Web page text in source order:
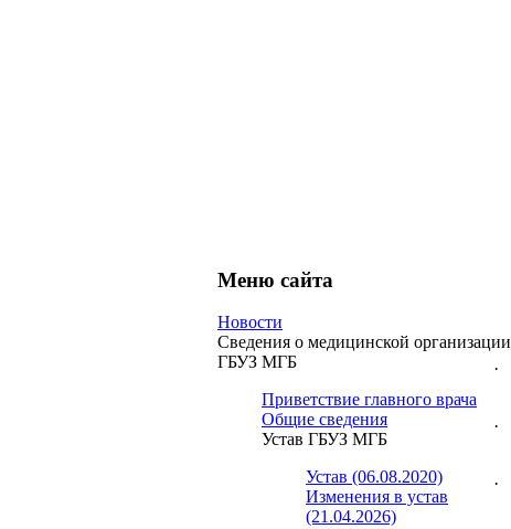
Меню сайта
Новости
Сведения о медицинской организации
ГБУЗ МГБ
Приветствие главного врача
Общие сведения
Устав ГБУЗ МГБ
Устав (06.08.2020)
Изменения в устав
(21.04.2026)
·
·
·